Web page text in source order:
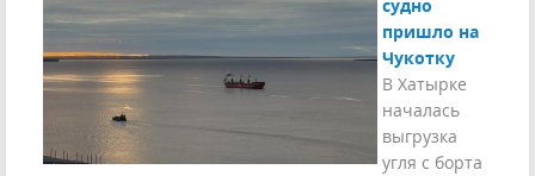
судно
пришло на
Чукотку
В Хатырке
началась
выгрузка
угля с борта